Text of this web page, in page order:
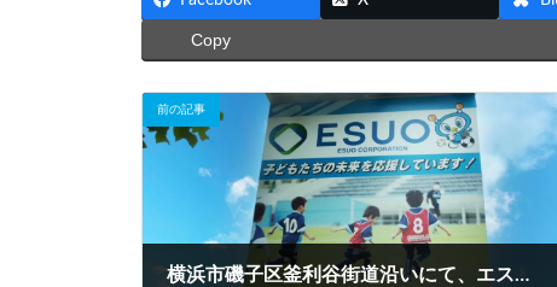
Copy
前の記事
横浜市磯子区釜利谷街道沿いにて、エスオー看板設置いたしました。